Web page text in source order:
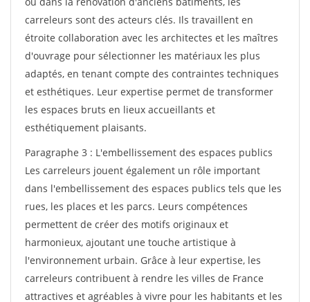
carreleurs sont des acteurs clés. Ils travaillent en
étroite collaboration avec les architectes et les maîtres
d'ouvrage pour sélectionner les matériaux les plus
adaptés, en tenant compte des contraintes techniques
et esthétiques. Leur expertise permet de transformer
les espaces bruts en lieux accueillants et
esthétiquement plaisants.
Paragraphe 3 : L'embellissement des espaces publics
Les carreleurs jouent également un rôle important
dans l'embellissement des espaces publics tels que les
rues, les places et les parcs. Leurs compétences
permettent de créer des motifs originaux et
harmonieux, ajoutant une touche artistique à
l'environnement urbain. Grâce à leur expertise, les
carreleurs contribuent à rendre les villes de France
attractives et agréables à vivre pour les habitants et les